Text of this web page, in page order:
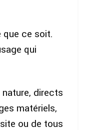
que ce soit.
qui
directs
matériels,
ou de tous